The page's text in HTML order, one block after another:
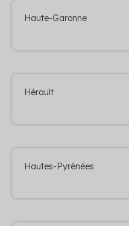
Haute-Garonne
Hérault
Hautes-Pyrénées